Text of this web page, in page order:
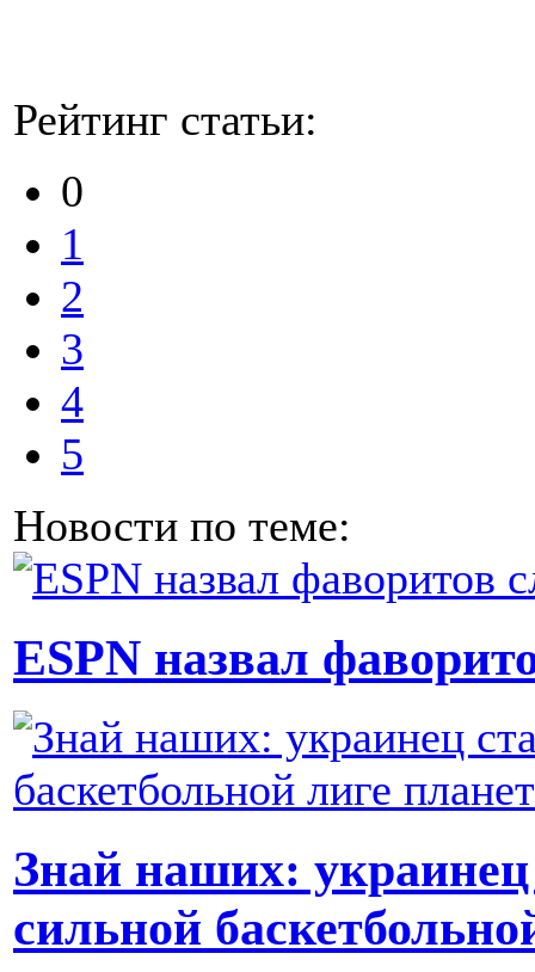
Рейтинг статьи:
0
1
2
3
4
5
Новости по теме:
ESPN назвал
Знай наших: украинец
сильной